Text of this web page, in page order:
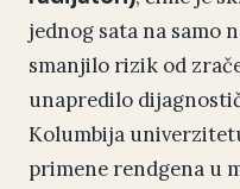
jednog sata na samo
smanjilo rizik od
unapredilo
Kolumbija
primene rendgena u